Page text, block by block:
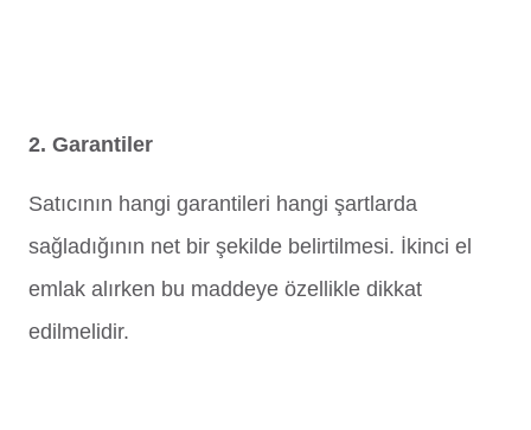
2. Garantiler
Satıcının hangi garantileri hangi şartlarda
sağladığının net bir şekilde belirtilmesi. İkinci el
emlak alırken bu maddeye özellikle dikkat
edilmelidir.